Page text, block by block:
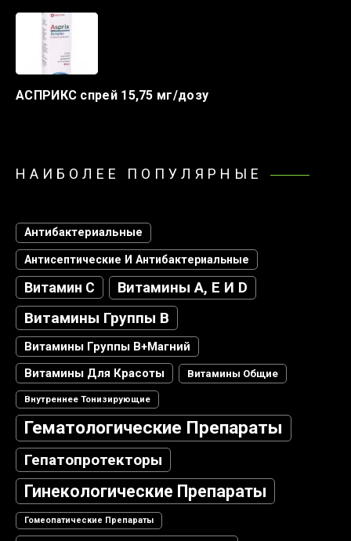
АСПРИКС спрей 15,75 мг/дозу
НАИБОЛЕЕ ПОПУЛЯРНЫЕ
Антибактериальные
Антисептические И Антибактериальные
Витамин С Витамины А, Е И D
Витамины Группы В
Витамины Группы В+магний
Витамины Для Красоты
Витамины Общие
Внутреннее Тонизирующие
Гематологические Препараты
Гепатопротекторы
Гинекологические Препараты
Гомеопатические Препараты